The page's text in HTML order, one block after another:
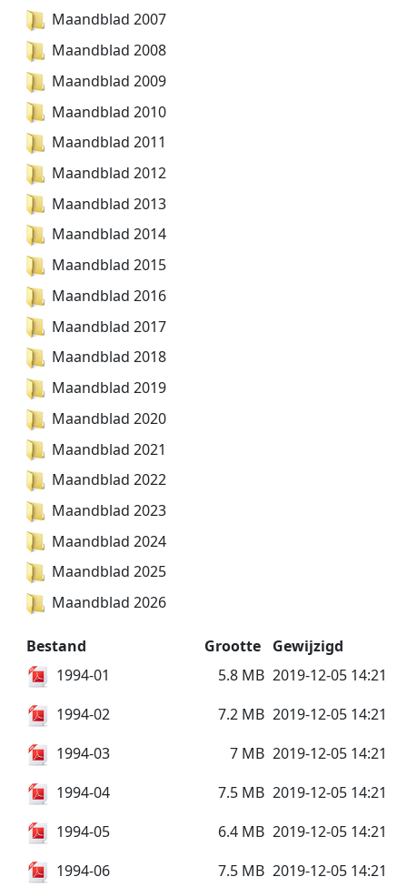
Maandblad 2007
Maandblad 2008
Maandblad 2009
Maandblad 2010
Maandblad 2011
Maandblad 2012
Maandblad 2013
Maandblad 2014
Maandblad 2015
Maandblad 2016
Maandblad 2017
Maandblad 2018
Maandblad 2019
Maandblad 2020
Maandblad 2021
Maandblad 2022
Maandblad 2023
Maandblad 2024
Maandblad 2025
Maandblad 2026
Bestand Grootte
Gewijzigd
1994-01
5.8 MB 2019-12-05 14:21
1994-02
7.2 MB 2019-12-05 14:21
1994-03
7 MB 2019-12-05 14:21
1994-04
7.5 MB 2019-12-05 14:21
1994-05
6.4 MB 2019-12-05 14:21
1994-06
7.5 MB 2019-12-05 14:21